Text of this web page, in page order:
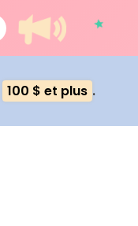
100 $ et plus .